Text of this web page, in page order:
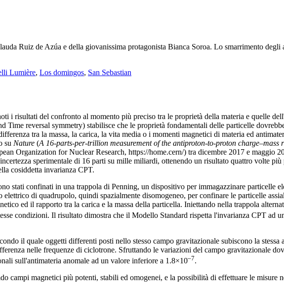
Ruiz de Azúa e della giovanissima protagonista Bianca Soroa. Lo smarrimento
Lumière, Los domingos, San Sebastian
i risultati del confronto al momento più preciso tra le proprietà della materia e quelle
reversal symmetry) stabilisce che le proprietà fondamentali delle particelle
tra la massa, la carica, la vita media o i momenti magnetici di materia ed
su Nature (A 16-parts-per-trillion measurement of the antiproton-to-proton charge–mass
Organization for Nuclear Research, https://home.cern/) tra dicembre 2017 e maggio
sperimentale di 16 parti su mille miliardi, ottenendo un risultato quattro volte più
cosiddetta invarianza CPT.
stati confinati in una trappola di Penning, un dispositivo per immagazzinare particelle
di quadrupolo, quindi spazialmente disomogeneo, per confinare le particelle
ed il rapporto tra la carica e la massa della particella. Iniettando nella trappola
condizioni. Il risultato dimostra che il Modello Standard rispetta l'invarianza CPT ad
il quale oggetti differenti posti nello stesso campo gravitazionale subiscono la stessa
nelle frequenze di ciclotrone. Sfruttando le variazioni del campo gravitazionale
sull'antimateria anomale ad un valore inferiore a 1.8×10–7.
campi magnetici più potenti, stabili ed omogenei, e la possibilità di effettuare le misure